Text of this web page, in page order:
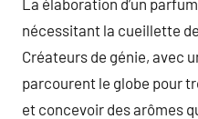
nécessitant la cueillette
Créateurs de génie, avec
parcourent le globe pour
et concevoir des arômes